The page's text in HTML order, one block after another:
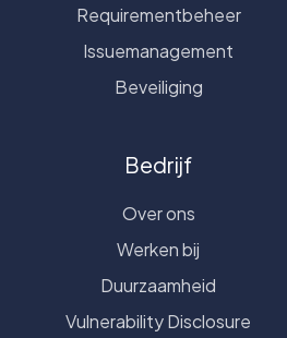
Requirementbeheer
Issuemanagement
Beveiliging
Bedrijf
Over ons
Werken bij
Duurzaamheid
Vulnerability Disclosure